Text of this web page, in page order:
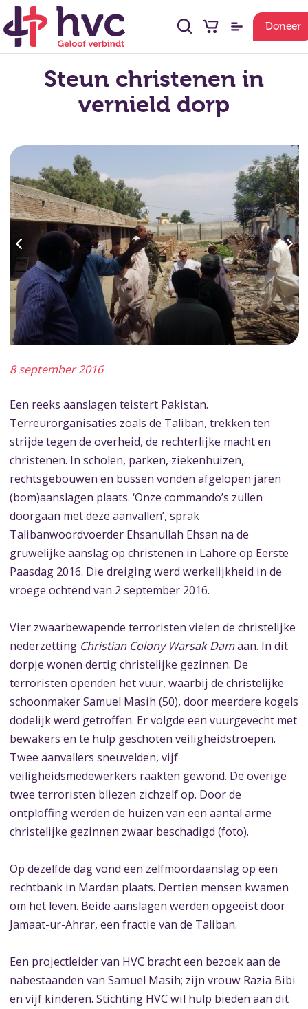
Doneer
Steun christenen in
vernield dorp
8 september 2016
Een reeks aanslagen teistert Pakistan.
Terreurorganisaties zoals de Taliban, trekken ten
strijde tegen de overheid, de rechterlijke macht en
christenen. In scholen, parken, ziekenhuizen,
rechtsgebouwen en bussen vonden afgelopen jaren
(bom)aanslagen plaats. ‘Onze commando’s zullen
doorgaan met deze aanvallen’, sprak
Talibanwoordvoerder Ehsanullah Ehsan na de
gruwelijke aanslag op christenen in Lahore op Eerste
Paasdag 2016. Die dreiging werd werkelijkheid in de
vroege ochtend van 2 september 2016.
Vier zwaarbewapende terroristen vielen de christelijke
nederzetting Christian Colony Warsak Damaan. In dit
dorpje wonen dertig christelijke gezinnen. De
terroristen openden het vuur, waarbij de christelijke
schoonmaker Samuel Masih (50), door meerdere kogels
dodelijk werd getroffen. Er volgde een vuurgevecht met
bewakers en te hulp geschoten veiligheidstroepen.
Twee aanvallers sneuvelden, vijf
veiligheidsmedewerkers raakten gewond. De overige
twee terroristen bliezen zichzelf op. Door de
ontploffing werden de huizen van een aantal arme
christelijke gezinnen zwaar beschadigd (foto).
Op dezelfde dag vond een zelfmoordaanslag op een
rechtbank in Mardan plaats. Dertien mensen kwamen
om het leven. Beide aanslagen werden opgeëist door
Jamaat-ur-Ahrar, een fractie van de Taliban.
Een projectleider van HVC bracht een bezoek aan de
nabestaanden van Samuel Masih; zijn vrouw Razia Bibi
en vijf kinderen. Stichting HVC wil hulp bieden aan dit